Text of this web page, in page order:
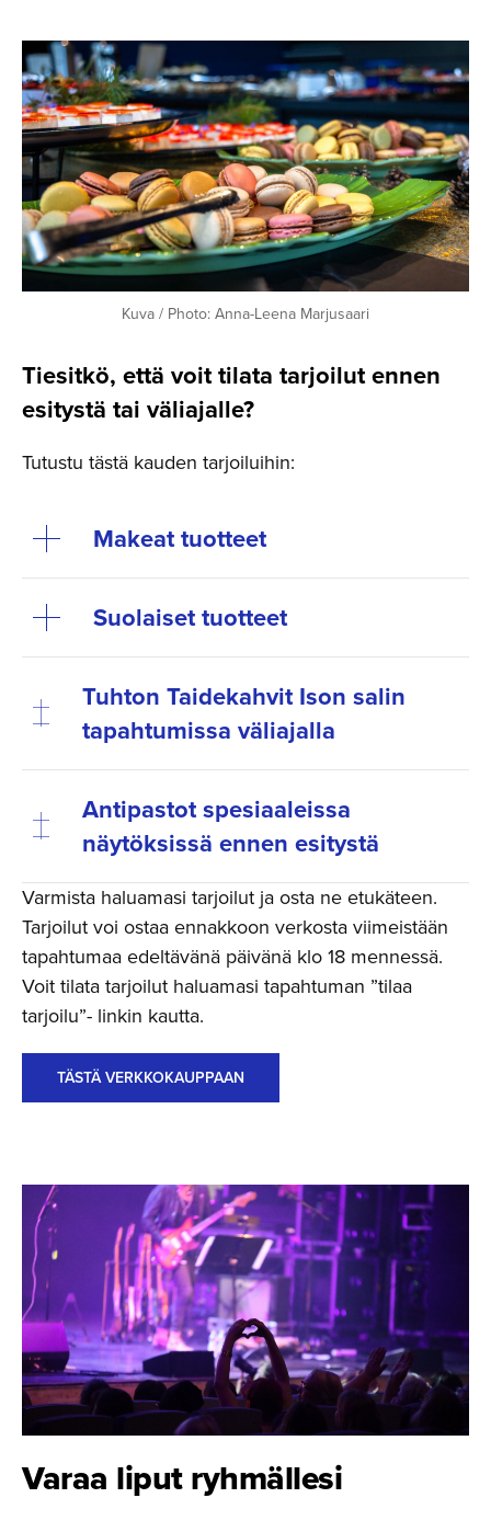
Kuva / Photo: Anna-Leena Marjusaari
Tiesitkö, että voit tilata tarjoilut ennen
esitystä tai väliajalle?
Tutustu tästä kauden tarjoiluihin:
Makeat tuotteet
Suolaiset tuotteet
Tuhton Taidekahvit Ison salin
tapahtumissa väliajalla
Antipastot spesiaaleissa
näytöksissä ennen esitystä
Varmista haluamasi tarjoilut ja osta ne etukäteen.
Tarjoilut voi ostaa ennakkoon verkosta viimeistään
tapahtumaa edeltävänä päivänä klo 18 mennessä.
Voit tilata tarjoilut haluamasi tapahtuman ”tilaa
tarjoilu”- linkin kautta.
TÄSTÄ VERKKOKAUPPAAN
Varaa liput ryhmällesi